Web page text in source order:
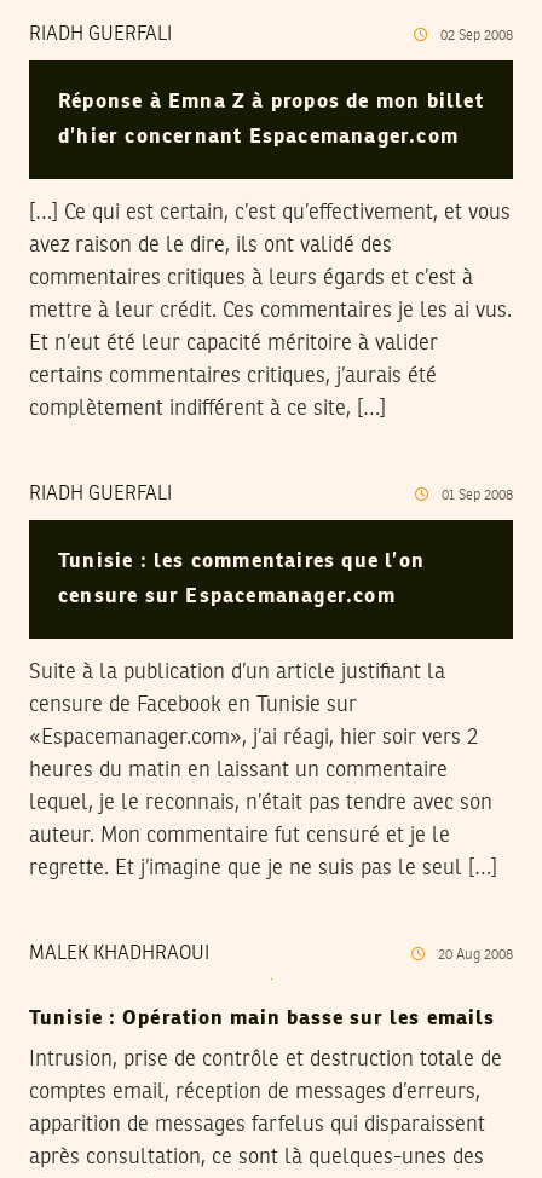
RIADH GUERFALI 02 Sep 2008
Réponse à Emna Z à propos de mon billet
d’hier concernant Espacemanager.com
[…] Ce qui est certain, c’est qu’effectivement, et vous
avez raison de le dire, ils ont validé des
commentaires critiques à leurs égards et c’est à
mettre à leur crédit. Ces commentaires je les ai vus.
Et n’eut été leur capacité méritoire à valider
certains commentaires critiques, j’aurais été
complètement indifférent à ce site, […]
RIADH GUERFALI 01 Sep 2008
Tunisie : les commentaires que l’on
censure sur Espacemanager.com
Suite à la publication d’un article justifiant la
censure de Facebook en Tunisie sur
«Espacemanager.com», j’ai réagi, hier soir vers 2
heures du matin en laissant un commentaire
lequel, je le reconnais, n’était pas tendre avec son
auteur. Mon commentaire fut censuré et je le
regrette. Et j’imagine que je ne suis pas le seul […]
MALEK KHADHRAOUI 20 Aug 2008
Tunisie : Opération main basse sur les emails
Intrusion, prise de contrôle et destruction totale de
comptes email, réception de messages d’erreurs,
apparition de messages farfelus qui disparaissent
après consultation, ce sont là quelques-unes des